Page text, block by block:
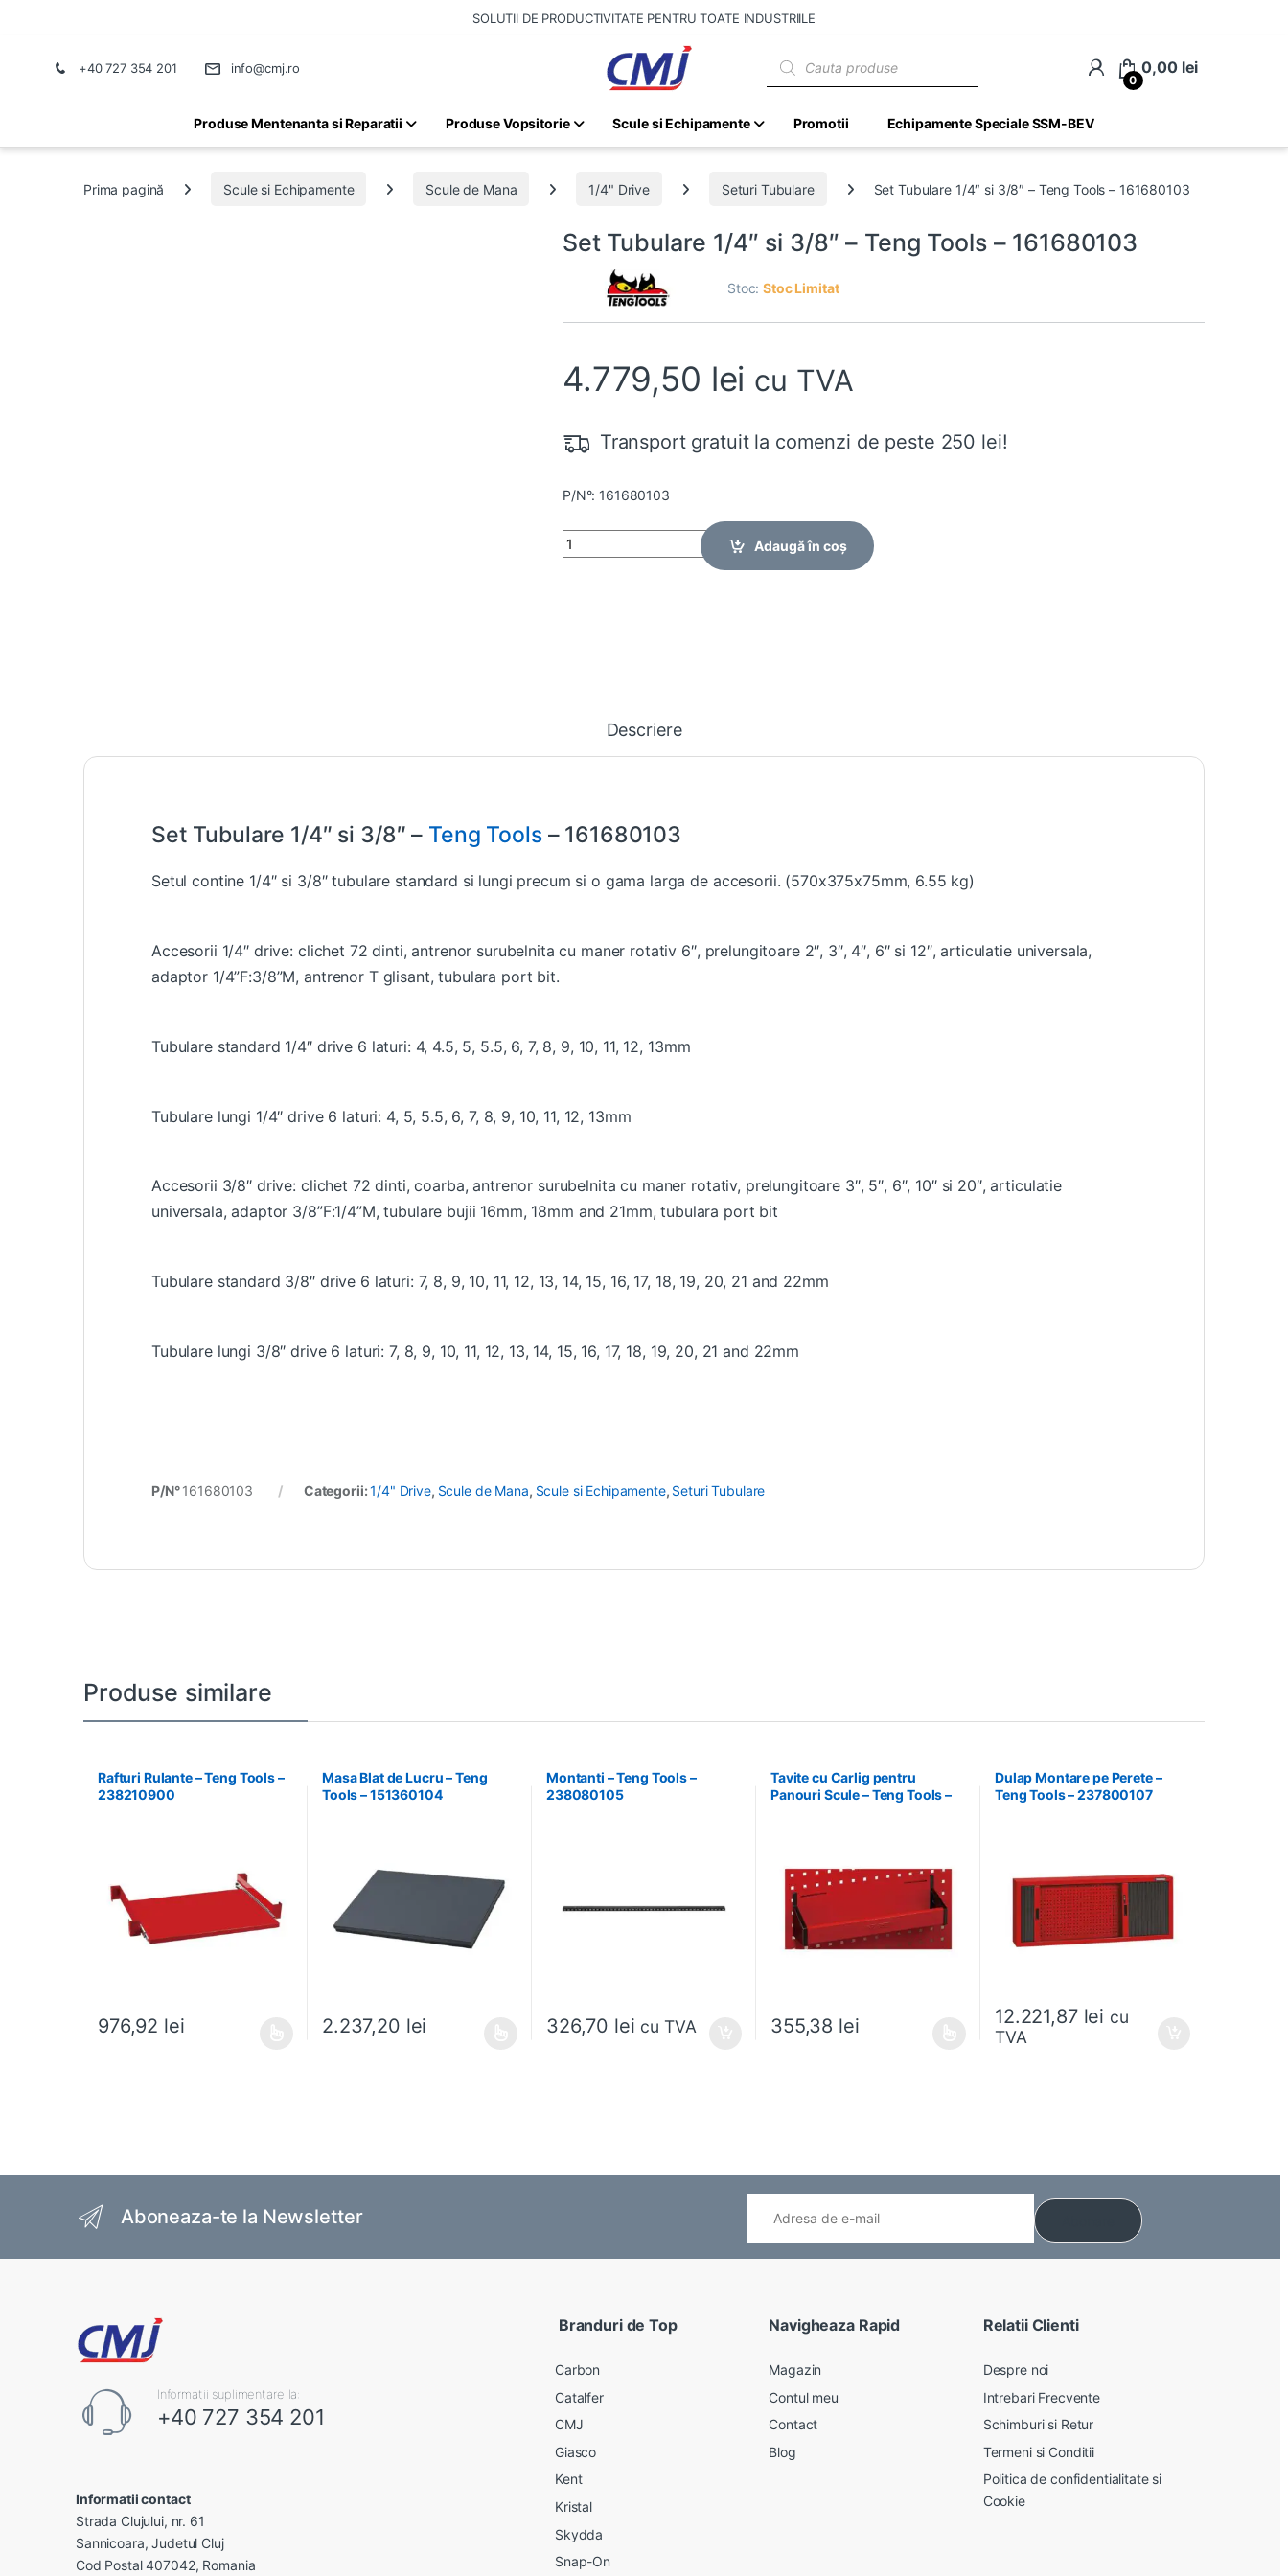
SOLUTII DE PRODUCTIVITATE PENTRU TOATE INDUSTRIILE
+40 727 354 201 info@cmj.ro
0
0,00 lei
Produse Mentenanta si Reparatii Produse Vopsitorie Scule si Echipamente Promotii Echipamente Speciale SSM-BEV
Prima pagină Scule si Echipamente Scule de Mana 1/4" Drive Seturi Tubulare Set Tubulare 1/4″ si 3/8″ – Teng Tools – 161680103
Set Tubulare 1/4″ si 3/8″ – Teng Tools – 161680103
Stoc:Stoc Limitat
4.779,50 lei cu TVA
Transport gratuit la comenzi de peste 250 lei!
P/N°: 161680103
Quantity
Adaugă în coș
Descriere
Set Tubulare 1/4″ si 3/8″ – Teng Tools– 161680103
Setul contine 1/4″ si 3/8″ tubulare standard si lungi precum si o gama larga de accesorii. (570x375x75mm, 6.55 kg)
Accesorii 1/4″ drive: clichet 72 dinti, antrenor surubelnita cu maner rotativ 6″, prelungitoare 2″, 3″, 4″, 6″ si 12″, articulatie universala,
adaptor 1/4”F:3/8”M, antrenor T glisant, tubulara port bit.
Tubulare standard 1/4″ drive 6 laturi: 4, 4.5, 5, 5.5, 6, 7, 8, 9, 10, 11, 12, 13mm
Tubulare lungi 1/4″ drive 6 laturi: 4, 5, 5.5, 6, 7, 8, 9, 10, 11, 12, 13mm
Accesorii 3/8″ drive: clichet 72 dinti, coarba, antrenor surubelnita cu maner rotativ, prelungitoare 3″, 5″, 6″, 10″ si 20″, articulatie
universala, adaptor 3/8”F:1/4”M, tubulare bujii 16mm, 18mm and 21mm, tubulara port bit
Tubulare standard 3/8″ drive 6 laturi: 7, 8, 9, 10, 11, 12, 13, 14, 15, 16, 17, 18, 19, 20, 21 and 22mm
Tubulare lungi 3/8″ drive 6 laturi: 7, 8, 9, 10, 11, 12, 13, 14, 15, 16, 17, 18, 19, 20, 21 and 22mm
P/N°161680103 Categorii:1/4" Drive, Scule de Mana, Scule si Echipamente, Seturi Tubulare
Produse similare
Rafturi Rulante – Teng Tools –
238210900
976,92 lei
Masa Blat de Lucru – Teng
Tools – 151360104
2.237,20 lei
Montanti – Teng Tools –
238080105
326,70 lei cu TVA
Tavite cu Carlig pentru
Panouri Scule – Teng Tools –
355,38 lei
Acest produs are mai multe variații. Opțiunile pot fi alese în pagina produsului.
Dulap Montare pe Perete –
Teng Tools – 237800107
12.221,87 lei cu
TVA
Aboneaza-te la Newsletter
Informatii suplimentare la:
+40 727 354 201
Informatii contact
Strada Clujului, nr. 61
Sannicoara, Judetul Cluj
Cod Postal 407042, Romania
Branduri de Top
Carbon
Catalfer
CMJ
Giasco
Kent
Kristal
Skydda
Snap-On
Navigheaza Rapid
Magazin
Contul meu
Contact
Blog
Relatii Clienti
Despre noi
Intrebari Frecvente
Schimburi si Retur
Termeni si Conditii
Politica de confidentialitate si
Cookie